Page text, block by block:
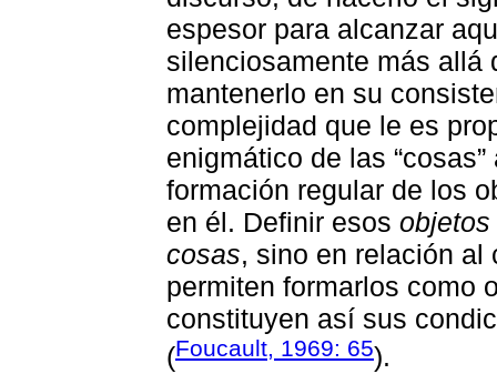
espesor para alcanzar
silenciosamente más allá
mantenerlo en su
complejidad que le es
enigmático de las
formación regular de los
en él. Definir esos objetos
cosas, sino en relación al
permiten formarlos como
constituyen así sus
(Foucault, 1969: 65).